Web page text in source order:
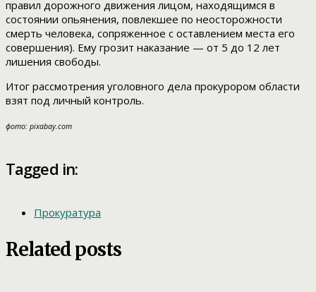
правил дорожного движения лицом, находящимся в
состоянии опьянения, повлекшее по неосторожности
смерть человека, сопряженное с оставлением места его
совершения). Ему грозит наказание — от 5 до 12 лет
лишения свободы.
Итог рассмотрения уголовного дела прокурором области
взят под личный контроль.
фото: pixabay.com
Tagged in:
Прокуратура
Related posts